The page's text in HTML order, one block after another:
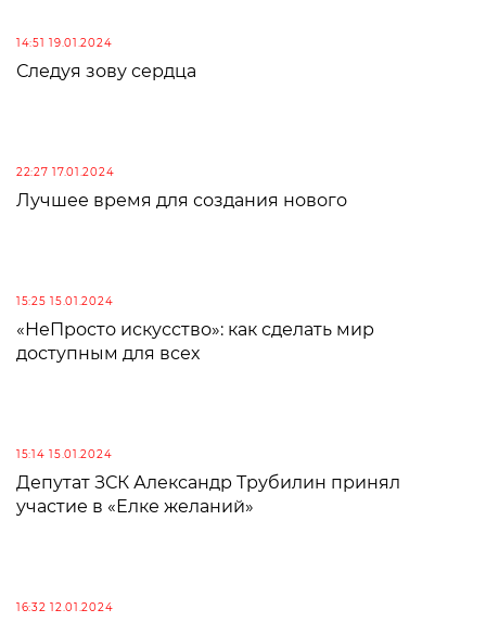
14:51 19.01.2024
Следуя зову сердца
22:27 17.01.2024
Лучшее время для создания нового
15:25 15.01.2024
«НеПросто искусство»: как сделать мир
доступным для всех
15:14 15.01.2024
Депутат ЗСК Александр Трубилин принял
участие в «Елке желаний»
16:32 12.01.2024